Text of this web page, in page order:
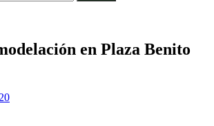
en Plaza Benito